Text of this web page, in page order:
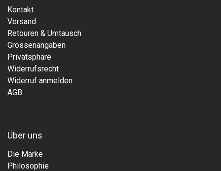
Kontakt
Versand
Retouren & Umtausch
Grössenangaben
Privatsphäre
Widerrufsrecht
Widerruf anmelden
AGB
Über uns
Die Marke
Philosophie